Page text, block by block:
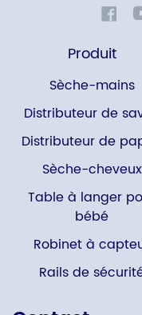
Produit
Sèche-mains
Distributeur de
Distributeur de
Sèche-cheveux
Table à langer
bébé
Robinet à
Rails de